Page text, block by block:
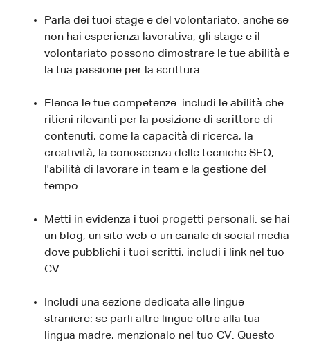
Parla dei tuoi stage e del volontariato: anche se
non hai esperienza lavorativa, gli stage e il
volontariato possono dimostrare le tue abilità e
la tua passione per la scrittura.
Elenca le tue competenze: includi le abilità che
ritieni rilevanti per la posizione di scrittore di
contenuti, come la capacità di ricerca, la
creatività, la conoscenza delle tecniche SEO,
l'abilità di lavorare in team e la gestione del
tempo.
Metti in evidenza i tuoi progetti personali: se hai
un blog, un sito web o un canale di social media
dove pubblichi i tuoi scritti, includi i link nel tuo
CV.
Includi una sezione dedicata alle lingue
straniere: se parli altre lingue oltre alla tua
lingua madre, menzionalo nel tuo CV. Questo